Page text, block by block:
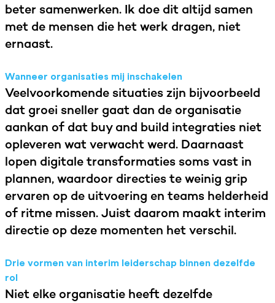
beter samenwerken. Ik doe dit altijd samen
met de mensen die het werk dragen, niet
ernaast.
Wanneer organisaties mij inschakelen
Veelvoorkomende situaties zijn bijvoorbeeld
dat groei sneller gaat dan de organisatie
aankan of dat buy and build integraties niet
opleveren wat verwacht werd. Daarnaast
lopen digitale transformaties soms vast in
plannen, waardoor directies te weinig grip
ervaren op de uitvoering en teams helderheid
of ritme missen. Juist daarom maakt interim
directie op deze momenten het verschil.
Drie vormen van interim leiderschap binnen dezelfde
rol
Niet elke organisatie heeft dezelfde